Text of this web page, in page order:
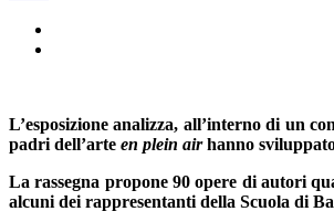
L’esposizioneanalizza, all’interno di un
padri dell’arte en plein airhanno
La rassegna propone 90 opere di autori
alcuni dei rappresentanti della Scuola di